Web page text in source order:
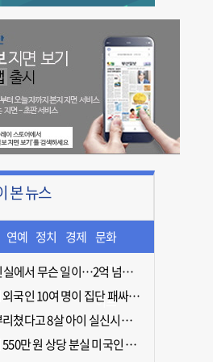
본 뉴스
연예 정치 경제 문화
ㆍ라
이프
VIP 1인실에서 무슨 일이…2억 넘게 쓴 중독자·불법촬영한 의사
음성서 외국인 10여 명이 집단 패싸움하다 1명 사망
손길 뿌리쳤다고 8살 아이 실신시킨 50대, 집유
부산서 550만 원 상당 분실 미국인 관광객, 경찰 도움으로 되찾아